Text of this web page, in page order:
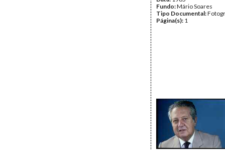
Fundo:Mário Soares
Tipo Documental:
Página(s): 1